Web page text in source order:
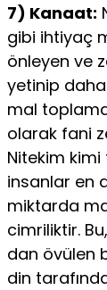
7) Kanaat:
gibi ihtiyaç
önleyen ve
yetinip daha
mal
olarak fani
Nitekim
insanlar en
miktarda
cimriliktir.
dan övülen
din